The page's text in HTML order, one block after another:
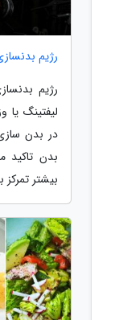
رژیم
رژیم
لیفتینگ یا
در بدن
بدن تاکید
بیشتر